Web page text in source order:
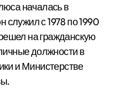
началась в
служил с 1978 по 1990
на гражданскую
должности в
и Министерстве